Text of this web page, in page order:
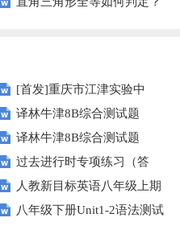
[首发]重庆市江津实验中
学、李市中学、白沙中学2016-
2017学年八年级下学期期中联
考英语
译林牛津8B综合测试题
（Unit2）
译林牛津8B综合测试题
（Unit3）
过去进行时专项练习（答
案）人教新目标英语八年级上期
末测试题1
八年级下册Unit1-2语法测试